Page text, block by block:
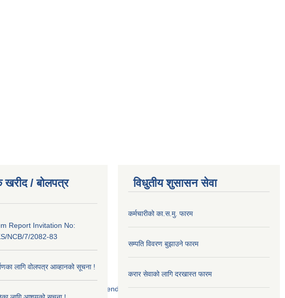
files/u52/scanned%20tender.jpg
खरीद / बोलपत्र
Report Invitation No:
NCB/7/2082-83
लागि वोलपत्र आव्हानको सूचना !
विधुतीय शुसासन सेवा
कर्मचारीको का.स.मु. फारम
सम्पति विवरण बुझाउने फारम
करार सेवाको लागि दरखास्त फारम